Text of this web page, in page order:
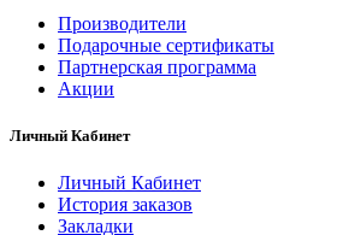
Производители
Подарочные сертификаты
Партнерская программа
Акции
Личный Кабинет
Личный Кабинет
История заказов
Закладки